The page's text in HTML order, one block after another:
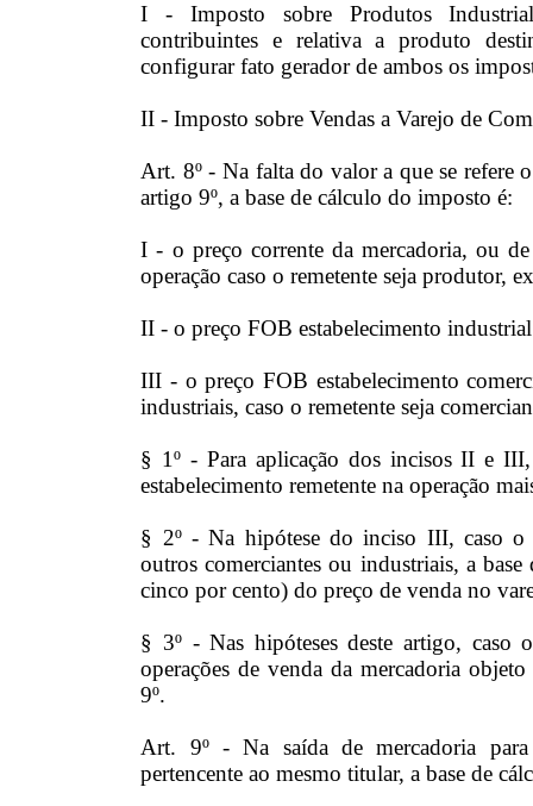
I - Imposto sobre Produtos
contribuintes e relativa a produto
configurar fato gerador de ambos os
II - Imposto sobre Vendas a Varejo de
Art. 8º - Na falta do valor a que se refere
artigo 9º, a base de cálculo do imposto é:
I - o preço corrente da mercadoria, ou
operação caso o remetente seja produtor,
II - o preço FOB estabelecimento
III - o preço FOB estabelecimento
industriais, caso o remetente seja
§ 1º - Para aplicação dos incisos II e
estabelecimento remetente na operação
§ 2º - Na hipótese do inciso III, caso o
outros comerciantes ou industriais, a
cinco por cento) do preço de venda no
§ 3º - Nas hipóteses deste artigo, caso
operações de venda da mercadoria
9º.
Art. 9º - Na saída de mercadoria para
pertencente ao mesmo titular, a base de